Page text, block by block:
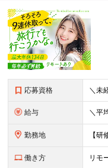
応募資格
給与
勤務地
働き方 リモ